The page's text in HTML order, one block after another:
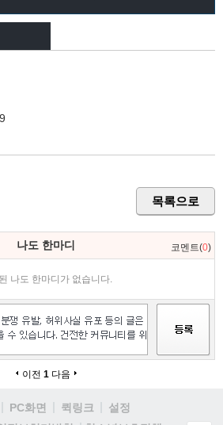
목록으로
나도 한마디 코멘트(0)
나도 한마디가 없습니다.
이전 1 다음
PC화면 퀵링크
설정